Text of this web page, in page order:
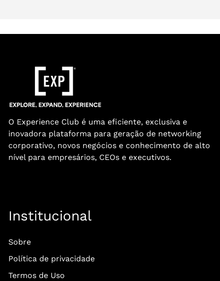
O Experience Club é uma eficiente, exclusiva e
inovadora plataforma para geração de networking
corporativo, novos negócios e conhecimento de alto
nível para empresários, CEOs e executivos.
Institucional
Sobre
Política de privacidade
Termos de Uso